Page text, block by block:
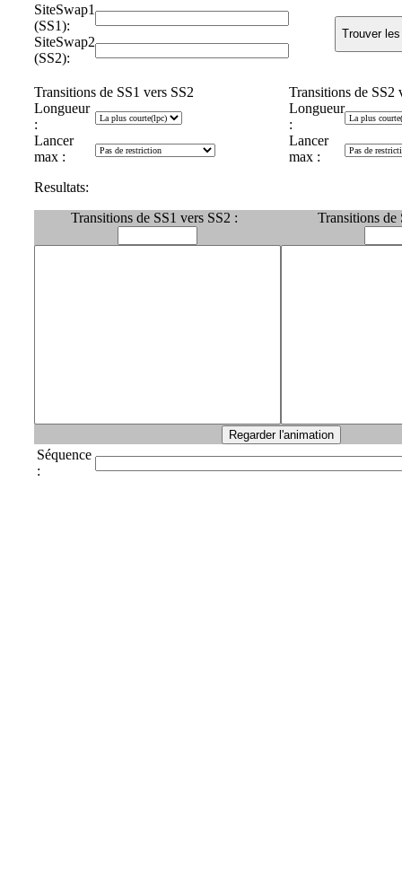
SiteSwap1
(SS1):
SiteSwap2
(SS2):
Transitions de SS1 vers SS2
Transitions de SS2
Longueur
:
Longueur
:
Lancer
max :
Lancer
max :
Resultats:
Transitions de SS1 vers SS2 :
Transitions
Séquence
: